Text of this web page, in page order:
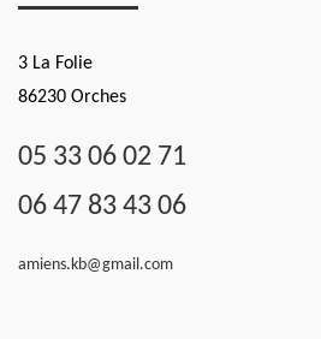
3 La Folie
86230 Orches
05 33 06 02 71
06 47 83 43 06
amiens.kb@gmail.com